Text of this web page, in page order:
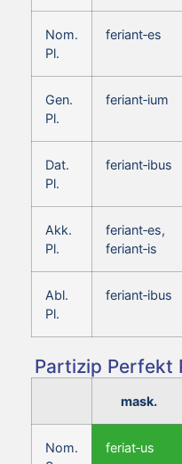
Nom.
Pl.
feriant‑es
Gen.
Pl.
feriant‑ium
Dat.
Pl.
feriant‑ibus
Akk.
Pl.
feriant‑es,
feriant‑is
Abl.
Pl.
feriant‑ibus
Partizip Perfekt
mask.
Nom.
feriat‑us